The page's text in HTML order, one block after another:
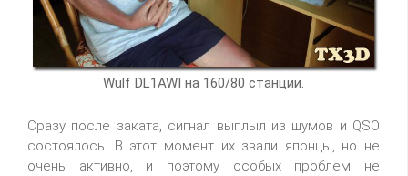
Wulf DL1AWI на 160/80 станции.
Сразу после заката, сигнал выплыл из шумов и QSO
состоялось. В этот момент их звали японцы, но не
очень активно, и поэтому особых проблем не